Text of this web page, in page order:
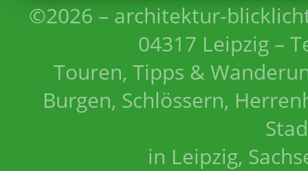
©2026 – architektur-
04317 Leipzig –
Touren, Tipps &
Burgen, Schlössern,
in Leipzig,